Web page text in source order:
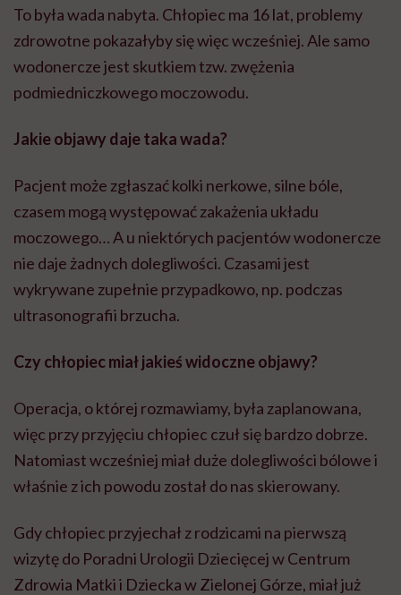
To była wada nabyta. Chłopiec ma 16 lat, problemy
zdrowotne pokazałyby się więc wcześniej. Ale samo
wodonercze jest skutkiem tzw. zwężenia
podmiedniczkowego moczowodu.
Jakie objawy daje taka wada?
Pacjent może zgłaszać kolki nerkowe, silne bóle,
czasem mogą występować zakażenia układu
moczowego… A u niektórych pacjentów wodonercze
nie daje żadnych dolegliwości. Czasami jest
wykrywane zupełnie przypadkowo, np. podczas
ultrasonografii brzucha.
Czy chłopiec miał jakieś widoczne objawy?
Operacja, o której rozmawiamy, była zaplanowana,
więc przy przyjęciu chłopiec czuł się bardzo dobrze.
Natomiast wcześniej miał duże dolegliwości bólowe i
właśnie z ich powodu został do nas skierowany.
Gdy chłopiec przyjechał z rodzicami na pierwszą
wizytę do Poradni Urologii Dziecięcej w Centrum
Zdrowia Matki i Dziecka w Zielonej Górze, miał już